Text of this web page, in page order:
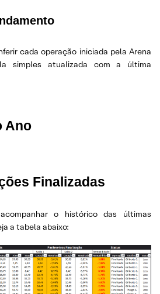
cada operação iniciada pela Arena
simples atualizada com a última
Ano
Finalizadas
o histórico das últimas
a tabela abaixo: